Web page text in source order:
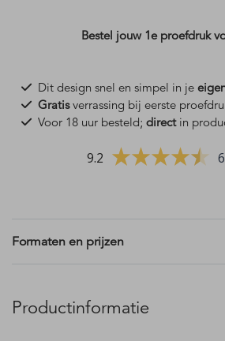
Bestel jouw 1e proefdruk
Dit design snel en simpel in je
Gratisverrassing bij eerste
Voor 18 uur besteld; directin
9.2
Formaten en prijzen
Productinformatie